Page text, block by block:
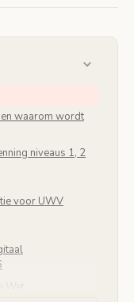
waarom wordt
niveaus 1, 2
voor UWV